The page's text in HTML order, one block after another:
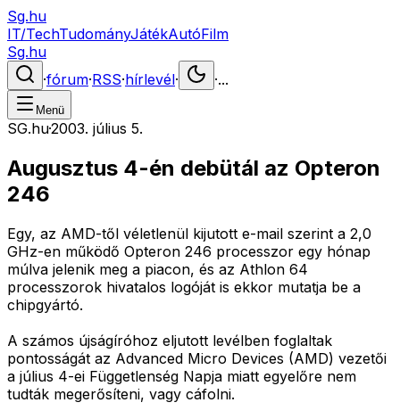
Sg.hu
IT/TechTudományJátékAutóFilm
Sg.hu
·fórum·RSS·hírlevél· ·...
Menü
SG.hu·2003. július 5.
Augusztus 4-én debütál az Opteron
246
Egy, az AMD-től véletlenül kijutott e-mail szerint a 2,0
GHz-en működő Opteron 246 processzor egy hónap
múlva jelenik meg a piacon, és az Athlon 64
processzorok hivatalos logóját is ekkor mutatja be a
chipgyártó.
A számos újságíróhoz eljutott levélben foglaltak
pontosságát az Advanced Micro Devices (AMD) vezetői
a július 4-ei Függetlenség Napja miatt egyelőre nem
tudták megerősíteni, vagy cáfolni.